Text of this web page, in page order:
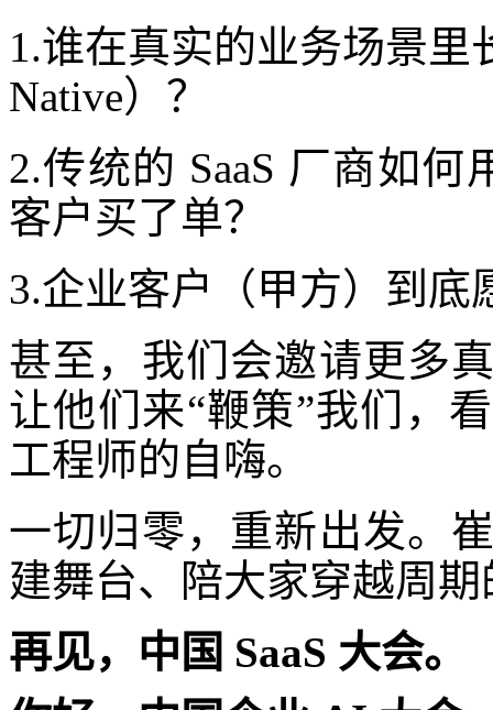
1.谁在真实的业务场景
Native）？
2.传统的 SaaS 厂商如
客户买了单？
3.企业客户（甲方）到
甚至，我们会邀请更多
让他们来“鞭策”我们，
工程师的自嗨。
一切归零，重新出发。
建舞台、陪大家穿越周
再见，中国 SaaS 大会。